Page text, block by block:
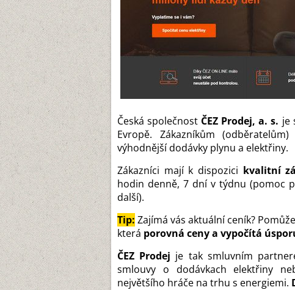
Česká společnost ČEZ Prodej, a. s. je
Evropě. Zákazníkům
výhodnější dodávky plynu a elektřiny.
Zákazníci mají k dispozici kvalitní
hodin denně, 7 dní v týdnu (pomoc
další).
Tip: Zajímá vás aktuální ceník?
která porovná ceny a vypočítá
ČEZ Prodej je tak smluvním
smlouvy o dodávkach elektřiny
největšího hráče na trhu s energiemi.